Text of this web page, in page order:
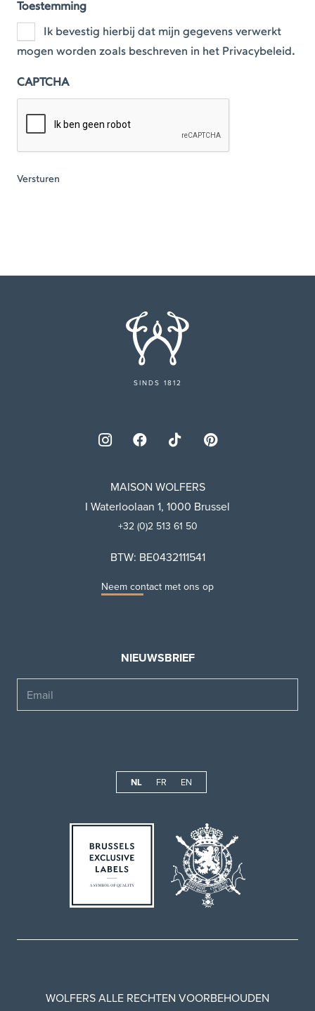
Toestemming
Ik bevestig hierbij dat mijn gegevens verwerkt
mogen worden zoals beschreven in het Privacybeleid.
CAPTCHA
SINDS 1812
MAISON WOLFERS
I Waterloolaan 1, 1000 Brussel
+32 (0)2 513 61 50
BTW: BE0432111541
Neem contact met ons op
NIEUWSBRIEF
NL FR EN
WOLFERS ALLE RECHTEN VOORBEHOUDEN